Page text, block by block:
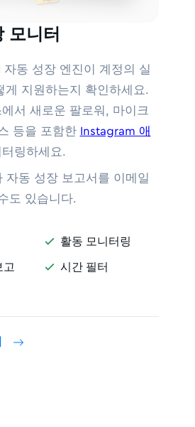
모니터
자동 성장 엔진이 계정의 실
게 지원하는지 확인하세요.
서 새로운 팔로워, 마이크
등을 포함한 Instagram 애
터링하세요.
자동 성장 보고서를 이메일
도 있습니다.
고
 활동 모니터링
 시간 필터